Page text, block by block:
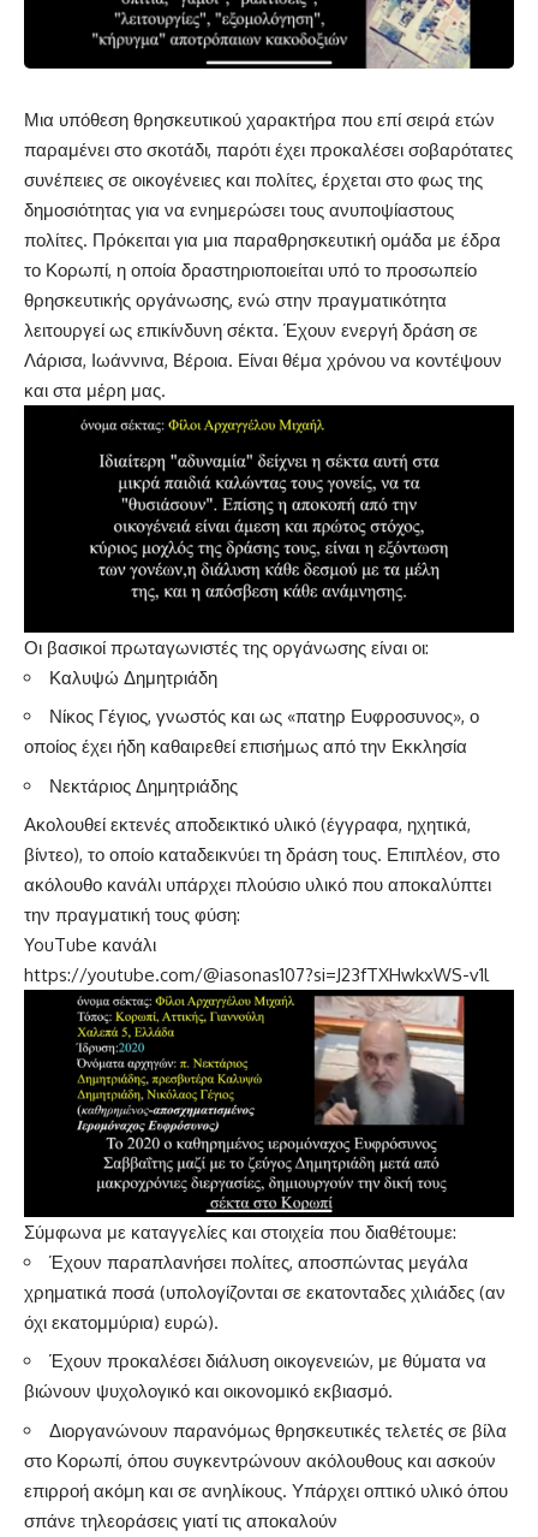
Μια υπόθεση θρησκευτικού χαρακτήρα που επί σειρά ετών
παραμένει στο σκοτάδι, παρότι έχει προκαλέσει σοβαρότατες
συνέπειες σε οικογένειες και πολίτες, έρχεται στο φως της
δημοσιότητας για να ενημερώσει τους ανυποψίαστους
πολίτες. Πρόκειται για μια παραθρησκευτική ομάδα με έδρα
το Κορωπί, η οποία δραστηριοποιείται υπό το προσωπείο
θρησκευτικής οργάνωσης, ενώ στην πραγματικότητα
λειτουργεί ως επικίνδυνη σέκτα. Έχουν ενεργή δράση σε
Λάρισα, Ιωάννινα, Βέροια. Είναι θέμα χρόνου να κοντέψουν
και στα μέρη μας.
Οι βασικοί πρωταγωνιστές της οργάνωσης είναι οι:
Καλυψώ Δημητριάδη
Νίκος Γέγιος, γνωστός και ως «πατηρ Ευφροσυνος», ο
οποίος έχει ήδη καθαιρεθεί επισήμως από την Εκκλησία
Νεκτάριος Δημητριάδης
Ακολουθεί εκτενές αποδεικτικό υλικό (έγγραφα, ηχητικά,
βίντεο), το οποίο καταδεικνύει τη δράση τους. Επιπλέον, στο
ακόλουθο κανάλι υπάρχει πλούσιο υλικό που αποκαλύπτει
την πραγματική τους φύση:
YouTube κανάλι
https://youtube.com/@iasonas107?si=J23fTXHwkxWS-v1l
Σύμφωνα με καταγγελίες και στοιχεία που διαθέτουμε:
Έχουν παραπλανήσει πολίτες, αποσπώντας μεγάλα
χρηματικά ποσά (υπολογίζονται σε εκατονταδες χιλιάδες (αν
όχι εκατομμύρια) ευρώ).
Έχουν προκαλέσει διάλυση οικογενειών, με θύματα να
βιώνουν ψυχολογικό και οικονομικό εκβιασμό.
Διοργανώνουν παρανόμως θρησκευτικές τελετές σε βίλα
στο Κορωπί, όπου συγκεντρώνουν ακόλουθους και ασκούν
επιρροή ακόμη και σε ανηλίκους. Υπάρχει οπτικό υλικό όπου
σπάνε τηλεοράσεις γιατί τις αποκαλούν